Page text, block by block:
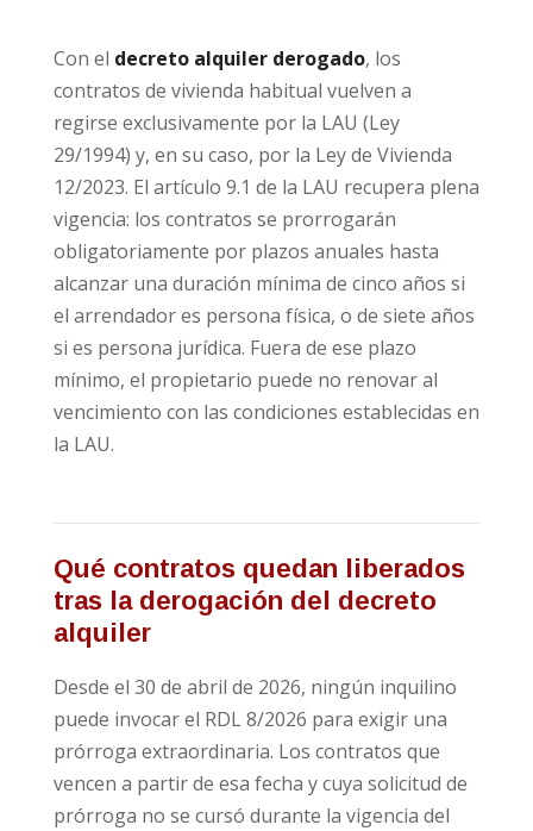
Con el decreto alquiler derogado, los
contratos de vivienda habitual vuelven a
regirse exclusivamente por la LAU (Ley
29/1994) y, en su caso, por la Ley de Vivienda
12/2023. El artículo 9.1 de la LAU recupera plena
vigencia: los contratos se prorrogarán
obligatoriamente por plazos anuales hasta
alcanzar una duración mínima de cinco años si
el arrendador es persona física, o de siete años
si es persona jurídica. Fuera de ese plazo
mínimo, el propietario puede no renovar al
vencimiento con las condiciones establecidas en
la LAU.
Qué contratos quedan liberados
tras la derogación del decreto
alquiler
Desde el 30 de abril de 2026, ningún inquilino
puede invocar el RDL 8/2026 para exigir una
prórroga extraordinaria. Los contratos que
vencen a partir de esa fecha y cuya solicitud de
prórroga no se cursó durante la vigencia del